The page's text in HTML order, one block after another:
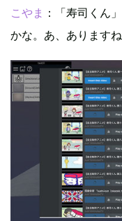
こやま ：「寿司くん
かな。あ、ありますね